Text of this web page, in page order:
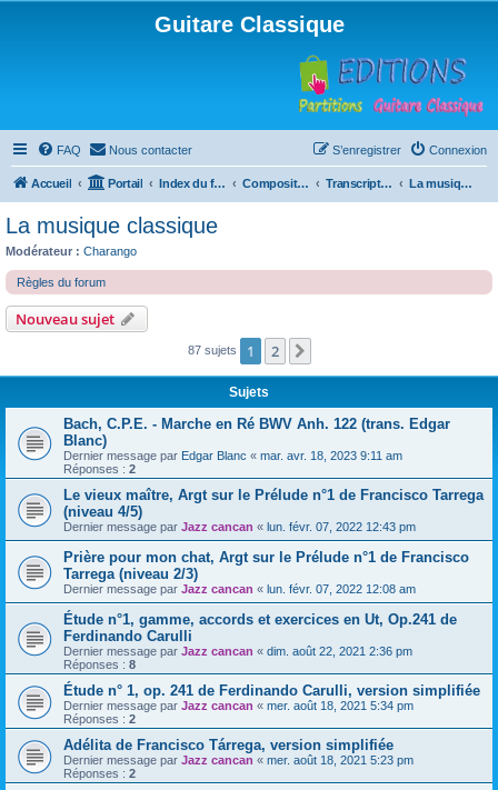
Guitare Classique
FAQ Nous contacter Connexion
S’enregistrer
Accueil Portail Index du forum Compositions Transcriptions et arrangements La musique classique
La musique classique
Modérateur : Charango
Règles du forum
Nouveau sujet
87 sujets 1 2
Sujets
Bach, C.P.E. - Marche en Ré BWV Anh. 122 (trans. Edgar
Blanc)
Dernier message par Edgar Blanc « mar. avr. 18, 2023 9:11 am
Réponses : 2
Le vieux maître, Argt sur le Prélude n°1 de Francisco Tarrega
(niveau 4/5)
Dernier message par Jazz cancan « lun. févr. 07, 2022 12:43 pm
Prière pour mon chat, Argt sur le Prélude n°1 de Francisco
Tarrega (niveau 2/3)
Dernier message par Jazz cancan « lun. févr. 07, 2022 12:08 am
Étude n°1, gamme, accords et exercices en Ut, Op.241 de
Ferdinando Carulli
Dernier message par Jazz cancan « dim. août 22, 2021 2:36 pm
Réponses : 8
Étude n° 1, op. 241 de Ferdinando Carulli, version simplifiée
Dernier message par Jazz cancan « mer. août 18, 2021 5:34 pm
Réponses : 2
Adélita de Francisco Tárrega, version simplifiée
Dernier message par Jazz cancan « mer. août 18, 2021 5:23 pm
Réponses : 2